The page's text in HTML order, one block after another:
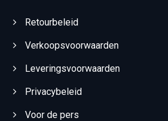
Retourbeleid
Verkoopsvoorwaarden
Leveringsvoorwaarden
Privacybeleid
Voor de pers